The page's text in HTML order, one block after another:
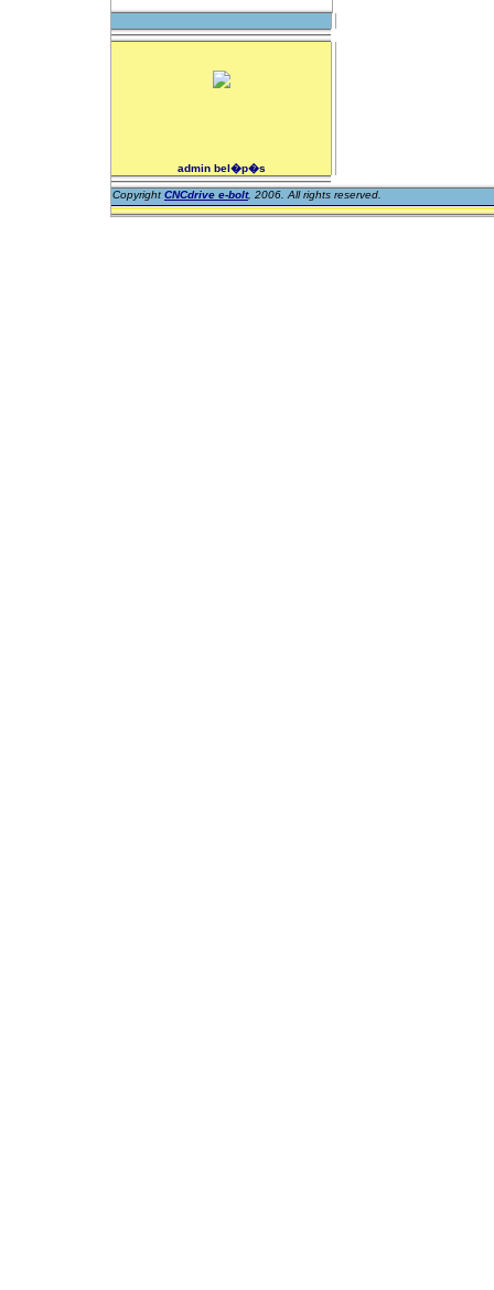
admin bel�p�s
Copyright CNCdrive e-bolt, 2006. All rights reserved.